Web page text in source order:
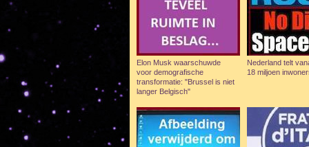
Elon Musk waarschuwde
voor demografische
transformatie: "Brussel is niet
langer Belgisch"
Nederland telt
18 miljoen